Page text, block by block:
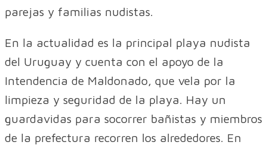
parejas y familias nudistas.
En la actualidad es la principal playa nudista
del Uruguay y cuenta con el apoyo de la
Intendencia de Maldonado, que vela por la
limpieza y seguridad de la playa. Hay un
guardavidas para socorrer bañistas y miembros
de la prefectura recorren los alrededores. En